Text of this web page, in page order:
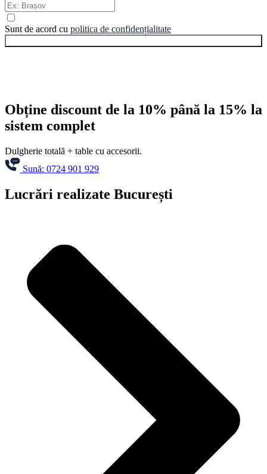
Sunt de acord cu politica de confidențialitate
Obține discount de la 10% până la 15% la
sistem complet
Dulgherie totală + table cu accesorii.
Sună: 0724 901 929
Lucrări realizate București